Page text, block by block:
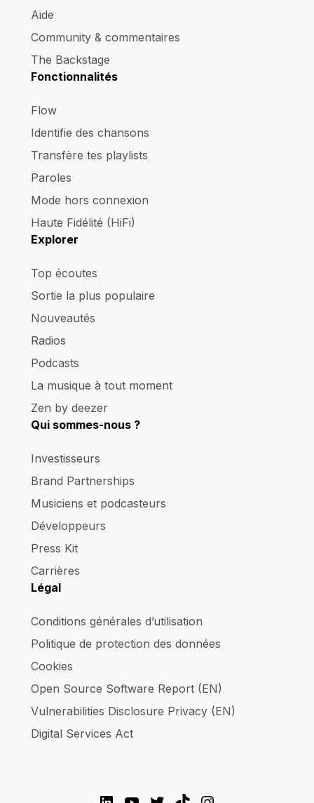
Aide
Community & commentaires
The Backstage
Fonctionnalités
Flow
Identifie des chansons
Transfère tes playlists
Paroles
Mode hors connexion
Haute Fidélité (HiFi)
Explorer
Top écoutes
Sortie la plus populaire
Nouveautés
Radios
Podcasts
La musique à tout moment
Zen by deezer
Qui sommes-nous ?
Investisseurs
Brand Partnerships
Musiciens et podcasteurs
Développeurs
Press Kit
Carrières
Légal
Conditions générales d’utilisation
Politique de protection des données
Cookies
Open Source Software Report (EN)
Vulnerabilities Disclosure Privacy (EN)
Digital Services Act